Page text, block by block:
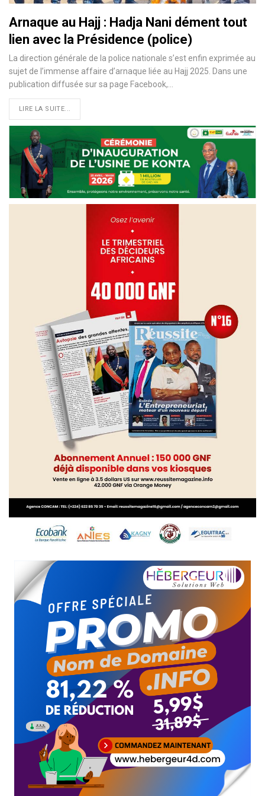
Arnaque au Hajj : Hadja Nani dément tout
lien avec la Présidence (police)
La direction générale de la police nationale s’est enfin exprimée au
sujet de l’immense affaire d’arnaque liée au Hajj 2025. Dans une
publication diffusée sur sa page Facebook,…
LIRE LA SUITE...